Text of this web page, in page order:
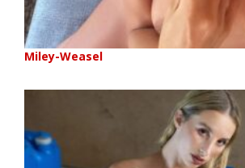
Miley-Weasel